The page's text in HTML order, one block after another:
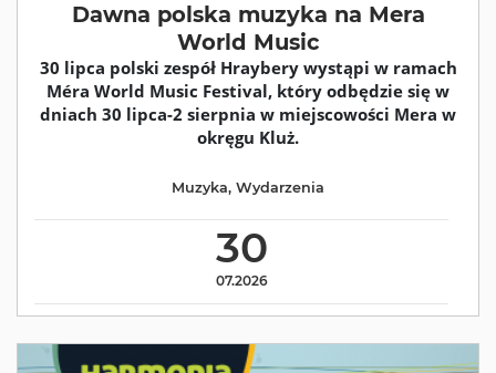
Dawna polska muzyka na Mera
World Music
30 lipca polski zespół Hraybery wystąpi w ramach
Méra World Music Festival, który odbędzie się w
dniach 30 lipca-2 sierpnia w miejscowości Mera w
okręgu Kluż.
30
07.2026
Muzyka, Wydarzenia